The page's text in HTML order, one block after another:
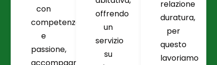
con
competenza
e
passione,
offrendo
un
servizio
su
relazione
duratura,
per
questo
lavoriamo